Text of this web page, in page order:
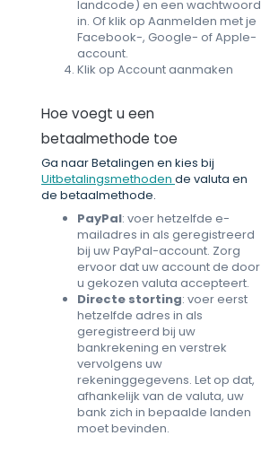
landcode) en een wachtwoord
in. Of klik op Aanmelden met je
Facebook-, Google- of Apple-
account.
Klik op Account aanmaken
Hoe voegt u een
betaalmethode toe
Ga naar Betalingen en kies bij
Uitbetalingsmethoden de valuta en
de betaalmethode.
PayPal: voer hetzelfde e-
mailadres in als geregistreerd
bij uw PayPal-account. Zorg
ervoor dat uw account de door
u gekozen valuta accepteert.
Directe storting: voer eerst
hetzelfde adres in als
geregistreerd bij uw
bankrekening en verstrek
vervolgens uw
rekeninggegevens. Let op dat,
afhankelijk van de valuta, uw
bank zich in bepaalde landen
moet bevinden.